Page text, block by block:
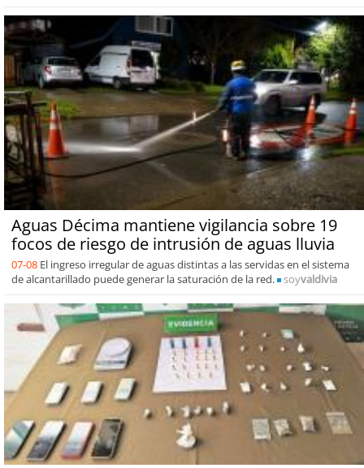
Aguas Décima mantiene vigilancia sobre 19
focos de riesgo de intrusión de aguas lluvia
07-08 El ingreso irregular de aguas distintas a las servidas en el sistema
de alcantarillado puede generar la saturación de la red.
soyvaldivia